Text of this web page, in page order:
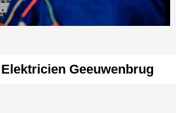
Geeuwenbrug